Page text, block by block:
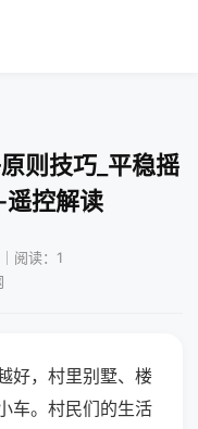
则技巧_平稳摇
遥控解读
阅读：1
好，村里别墅、楼
车。村民们的生活